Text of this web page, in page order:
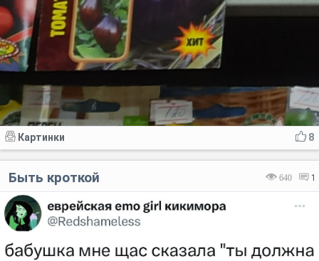
8
Картинки
640 1
Быть кроткой